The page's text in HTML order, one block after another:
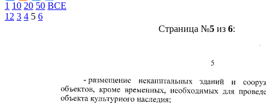
1 10 20 50 ВСЕ
1 2 3 4 5 6
Страница №5из 6: